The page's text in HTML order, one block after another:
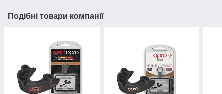
Подібні товари компанії